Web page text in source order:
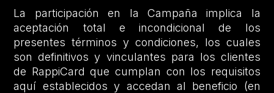
La participación en la Campaña implica la
aceptación total e incondicional de los
presentes términos y condiciones, los cuales
son definitivos y vinculantes para los clientes
de RappiCard que cumplan con los requisitos
aquí establecidos y accedan al beneficio (en